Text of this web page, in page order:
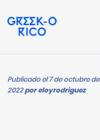
Publicado el 7 de octubre de
2022poreloyrodriguez